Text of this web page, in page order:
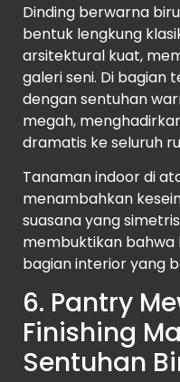
Dinding berwarna
bentuk lengkung
arsitektural kuat,
galeri seni. Di bagian
dengan sentuhan
megah,
dramatis ke seluruh
Tanaman indoor di
menambahkan
suasana yang
membuktikan bahwa
bagian interior yang
6. Pantry
Finishing
Sentuhan